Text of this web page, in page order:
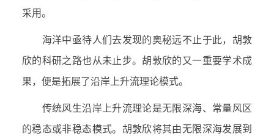
采用。
海洋中亟待人们去发现的奥秘远不止于此，胡敦
欣的科研之路也从未止步。胡敦欣的又一重要学术成
果，便是拓展了沿岸上升流理论模式。
传统风生沿岸上升流理论是无限深海、常量风区
的稳态或非稳态模式。胡敦欣将其由无限深海发展到